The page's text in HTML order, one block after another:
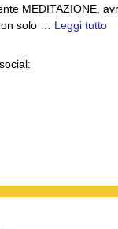
MEDITAZIONE,
solo … Leggi tutto